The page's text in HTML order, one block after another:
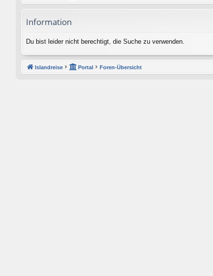
Information
Du bist leider nicht berechtigt, die Suche zu verwenden.
Islandreise Portal Foren-Übersicht